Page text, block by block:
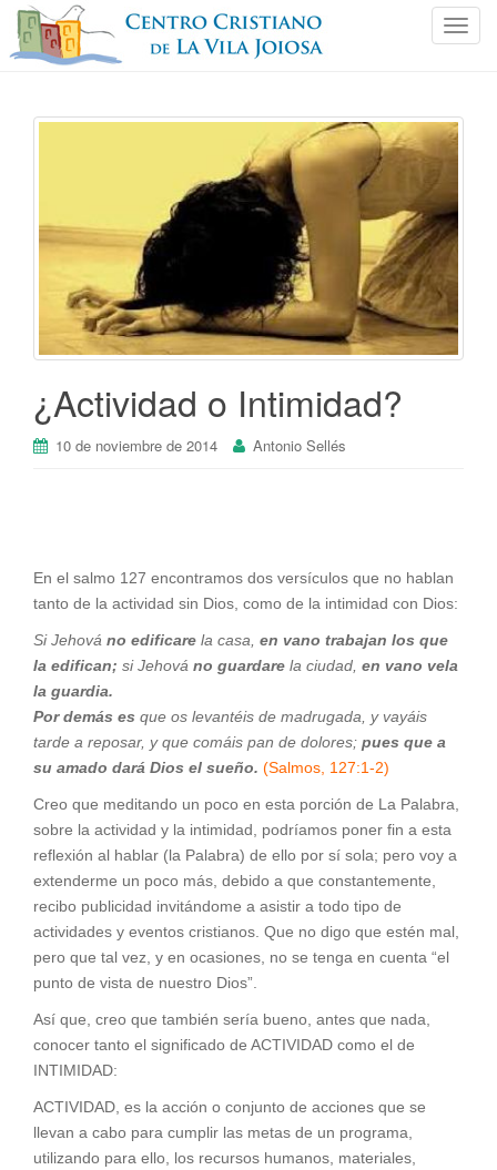
C
i
a
n
a
g
a
c
¿Actividad o Intimidad?
10 de noviembre de 2014 Antonio Sellés
En el salmo 127 encontramos dos versículos que no hablan
tanto de la actividad sin Dios, como de la intimidad con Dios:
Si Jehová no edificare la casa, en vano trabajan los que
la edifican; si Jehová no guardare la ciudad, en vano vela
la guardia.
Por demás es que os levantéis de madrugada, y vayáis
tarde a reposar, y que comáis pan de dolores; pues que a
su amado dará Dios el sueño. (Salmos, 127:1-2)
Creo que meditando un poco en esta porción de La Palabra,
sobre la actividad y la intimidad, podríamos poner fin a esta
reflexión al hablar (la Palabra) de ello por sí sola; pero voy a
extenderme un poco más, debido a que constantemente,
recibo publicidad invitándome a asistir a todo tipo de
actividades y eventos cristianos. Que no digo que estén mal,
pero que tal vez, y en ocasiones, no se tenga en cuenta “el
punto de vista de nuestro Dios”.
Así que, creo que también sería bueno, antes que nada,
conocer tanto el significado de ACTIVIDAD como el de
INTIMIDAD:
ACTIVIDAD, es la acción o conjunto de acciones que se
llevan a cabo para cumplir las metas de un programa,
utilizando para ello, los recursos humanos, materiales,